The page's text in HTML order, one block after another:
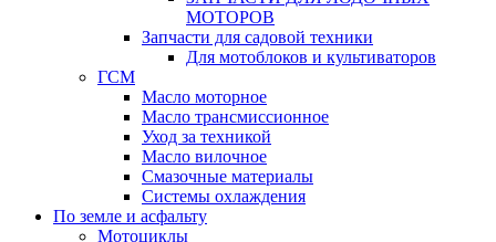
МОТОРОВ
Запчасти для садовой техники
Для мотоблоков и культиваторов
ГСМ
Масло моторное
Масло трансмиссионное
Уход за техникой
Масло вилочное
Смазочные материалы
Системы охлаждения
По земле и асфальту
Мотоциклы